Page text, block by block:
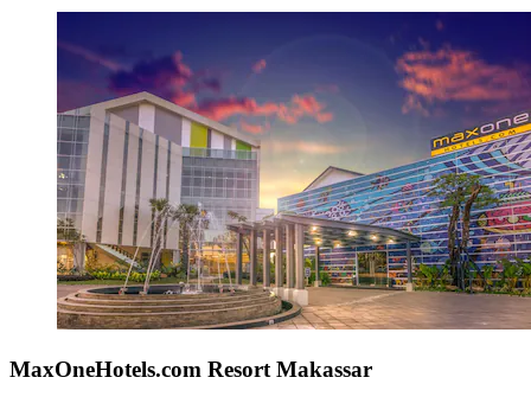
MaxOneHotels.com Resort Makassar